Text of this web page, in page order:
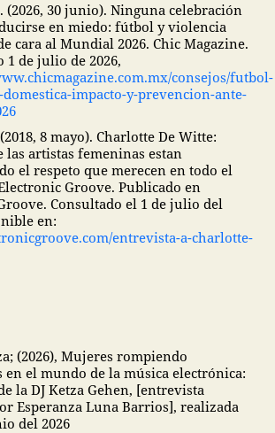
(2026, 30 junio). Ninguna celebración
en miedo: fútbol y violencia
cara al Mundial 2026. Chic Magazine.
1 de julio de 2026,
consejos/futbol-
impacto-y-prevencion-ante-
8 mayo). Charlotte De Witte:
las artistas femeninas estan
el respeto que merecen en todo el
Groove. Publicado en
Consultado el 1 de julio del
en:
entrevista-a-charlotte-
(2026), Mujeres rompiendo
en el mundo de la música electrónica:
la DJ Ketza Gehen, [entrevista
Esperanza Luna Barrios], realizada
del 2026